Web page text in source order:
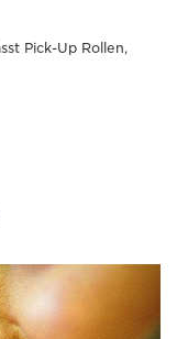
Pick-Up Rollen,